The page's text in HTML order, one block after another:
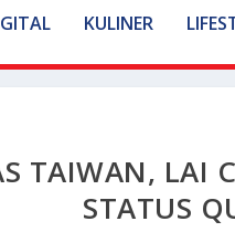
KULINER
TAIWAN, LAI
STATUS